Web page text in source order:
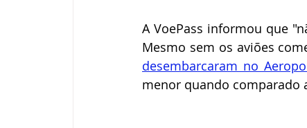
A VoePass informou que
Mesmo sem os aviões
desembarcaram no
menor quando comparado